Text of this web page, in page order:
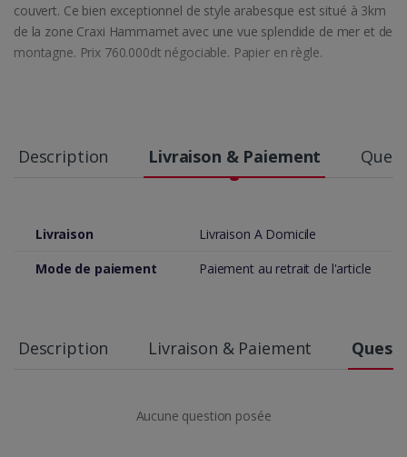
couvert. Ce bien exceptionnel de style arabesque est situé à 3km
de la zone Craxi Hammamet avec une vue splendide de mer et de
montagne. Prix 760.000dt négociable. Papier en règle.
Description Livraison & Paiement
Livraison
Livraison A Domicile
Mode de paiement
Paiement au retrait de l'article
Description Livraison & Paiement
Aucune question posée